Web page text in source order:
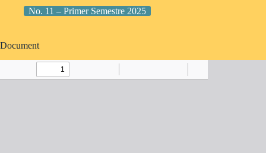
No. 11 – Primer Semestre 2025
Document